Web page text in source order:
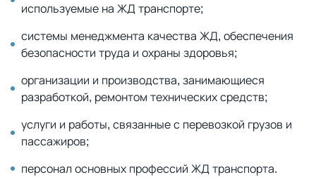
используемые на ЖД транспорте;
системы менеджмента качества ЖД, обеспечения
безопасности труда и охраны здоровья;
организации и производства, занимающиеся
разработкой, ремонтом технических средств;
услуги и работы, связанные с перевозкой грузов и
пассажиров;
персонал основных профессий ЖД транспорта.